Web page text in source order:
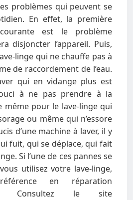
problèmes qui peuvent se
En effet, la première
est le problème
disjoncter l’appareil. Puis,
linge qui ne chauffe pas à
de raccordement de l’eau.
qui en vidange plus est
à ne pas prendre à la
même pour le lave-linge qui
ou même qui n’essore
d’une machine à laver, il y
fuit, qui se déplace, qui fait
Si l’une de ces pannes se
utilisez votre lave-linge,
en réparation
Consultez le site